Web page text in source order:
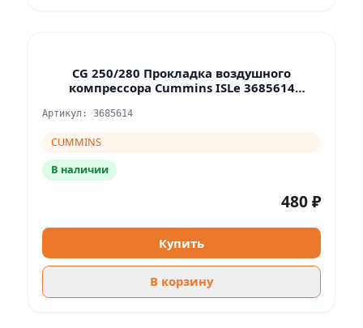
CG 250/280 Прокладка воздушного
компрессора Cummins ISLe 3685614
Артикул: 3685614
CUMMINS
В наличии
480 ₽
Купить
В корзину